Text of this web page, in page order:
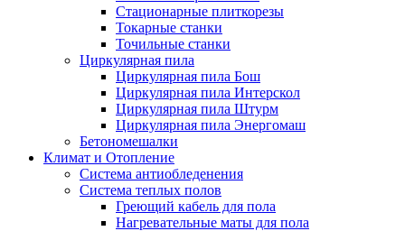
Стационарные плиткорезы
Токарные станки
Точильные станки
Циркулярная пила
Циркулярная пила Бош
Циркулярная пила Интерскол
Циркулярная пила Штурм
Циркулярная пила Энергомаш
Бетономешалки
Климат и Отопление
Система антиобледенения
Система теплых полов
Греющий кабель для пола
Нагревательные маты для пола